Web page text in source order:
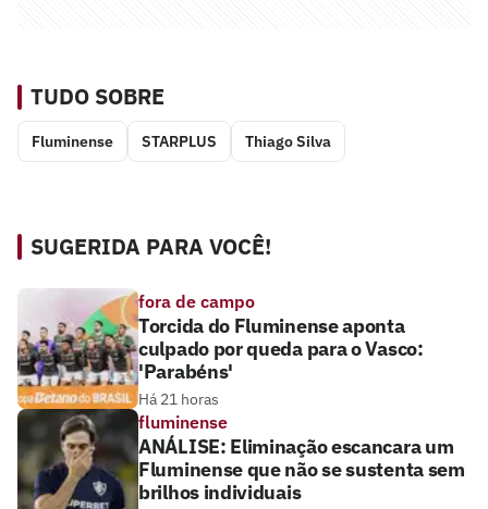
TUDO SOBRE
Fluminense STARPLUS Thiago Silva
SUGERIDA PARA VOCÊ!
fora de campo
Torcida do Fluminense aponta
culpado por queda para o Vasco:
'Parabéns'
Há 21 horas
fluminense
ANÁLISE: Eliminação escancara um
Fluminense que não se sustenta sem
brilhos individuais